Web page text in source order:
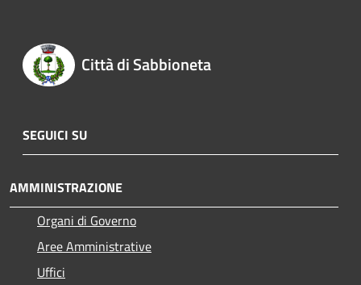
Città di Sabbioneta
SEGUICI SU
AMMINISTRAZIONE
Organi di Governo
Aree Amministrative
Uffici